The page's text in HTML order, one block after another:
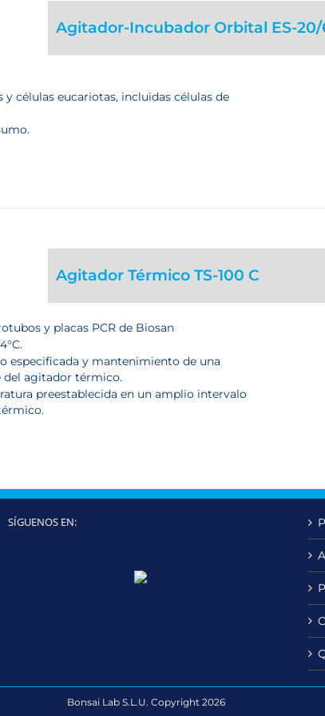
Agitador-Incubador Orbital ES-
células eucariotas, incluidas células de
Agitador Térmico TS-100 C
y placas PCR de Biosan
especificada y mantenimiento de una
del agitador térmico.
preestablecida en un amplio intervalo
SÍGUENOS EN:
LinkedInYouTube
Bonsai Lab S.L.U. Copyright 2026